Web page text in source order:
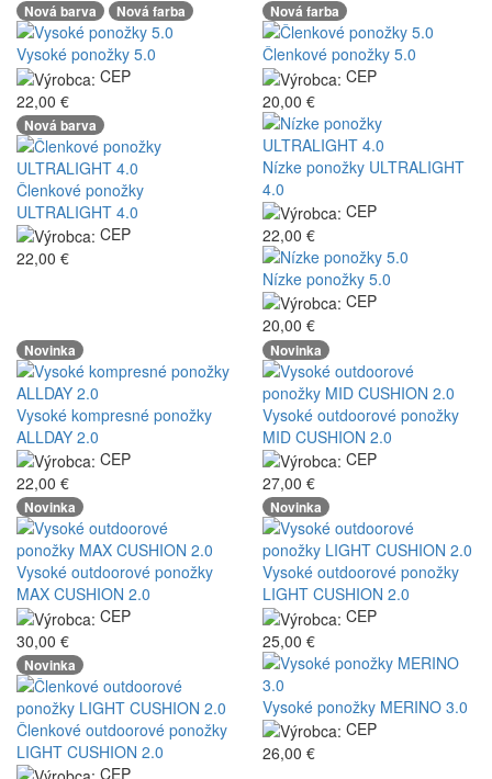
Nová barva Nová farba
Vysoké ponožky 5.0
CEP
22,00 €
Nová farba
Členkové ponožky 5.0
CEP
20,00 €
Nová barva
Členkové ponožky
ULTRALIGHT 4.0
CEP
22,00 €
Nízke ponožky ULTRALIGHT
4.0
CEP
22,00 €
Nízke ponožky 5.0
CEP
20,00 €
Novinka
Vysoké kompresné ponožky
ALLDAY 2.0
CEP
22,00 €
Novinka
Vysoké outdoorové ponožky
MID CUSHION 2.0
CEP
27,00 €
Novinka
Vysoké outdoorové ponožky
MAX CUSHION 2.0
CEP
30,00 €
Novinka
Vysoké outdoorové ponožky
LIGHT CUSHION 2.0
CEP
25,00 €
Novinka
Členkové outdoorové ponožky
LIGHT CUSHION 2.0
CEP
Vysoké ponožky MERINO 3.0
CEP
26,00 €